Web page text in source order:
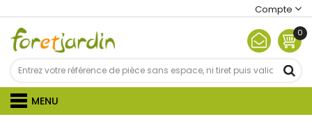
Compte
0
MENU